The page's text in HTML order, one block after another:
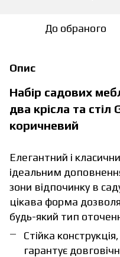
До обраного
Опис
Набір садових
два крісла та стіл
коричневий
Елегантний і
ідеальним
зони відпочинку в
цікава форма
будь-який тип
Стійка
гарантує